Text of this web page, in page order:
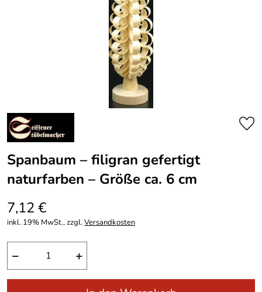
Spanbaum – filigran gefertigt
naturfarben – Größe ca. 6 cm
7,12 €
inkl. 19% MwSt., zzgl.Versandkosten
− +